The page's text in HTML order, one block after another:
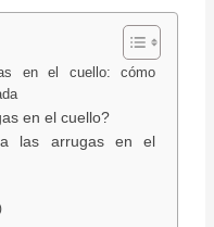
en el cuello: cómo
en el cuello?
las arrugas en el